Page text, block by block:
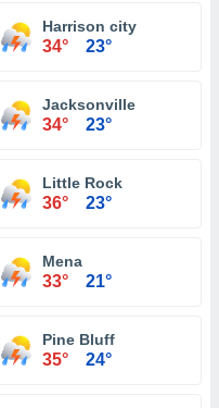
Harrison city
34° 23°
Jacksonville
34° 23°
Little Rock
36° 23°
Mena
33° 21°
Pine Bluff
35° 24°